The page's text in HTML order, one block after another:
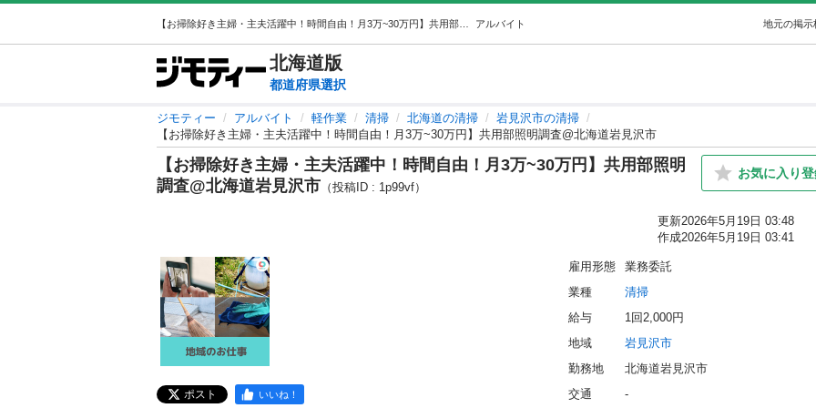
アルバイト 地元の掲示
北海道版
都道府県選択
ジモティー アルバイト 軽作業 清掃 北海道の清掃
岩見沢市の清掃
【お掃除好き主婦・主夫活躍中！時間自由！月3万~30万円】共用部照明調査@北海道岩見沢市
【お掃除好き主婦・主夫活躍中！時間自由！月3万~30万円】共用部照明
調査@北海道岩見沢市 （投稿ID : 1p99vf）
お気に入り
更新2026年5月19日 03:48
作成2026年5月19日 03:41
ポスト いいね！
雇用形態
業務委託
業種
清掃
給与
1回2,000円
地域
岩見沢市
勤務地
北海道岩見沢市
交通
-